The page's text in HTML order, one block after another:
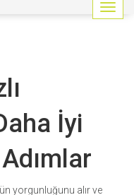
G
e
İyi
yorgunluğunu alır ve